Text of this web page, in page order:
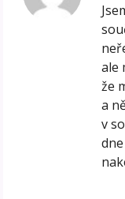
ale
že
a
v